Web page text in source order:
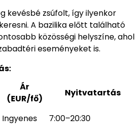
kevésbé zsúfolt, így ilyenkor
A bazilika előtt található
közösségi helyszíne, ahol
eseményeket is.
Ár
(EUR/fő)
Nyitvatartás
Ingyenes 7:00–20:30